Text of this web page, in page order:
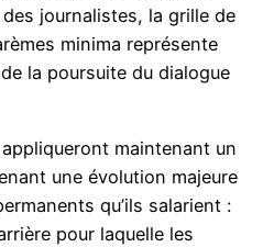
journalistes, la grille de
minima représente
la poursuite du dialogue
maintenant un
une évolution majeure
qu’ils salarient :
pour laquelle les